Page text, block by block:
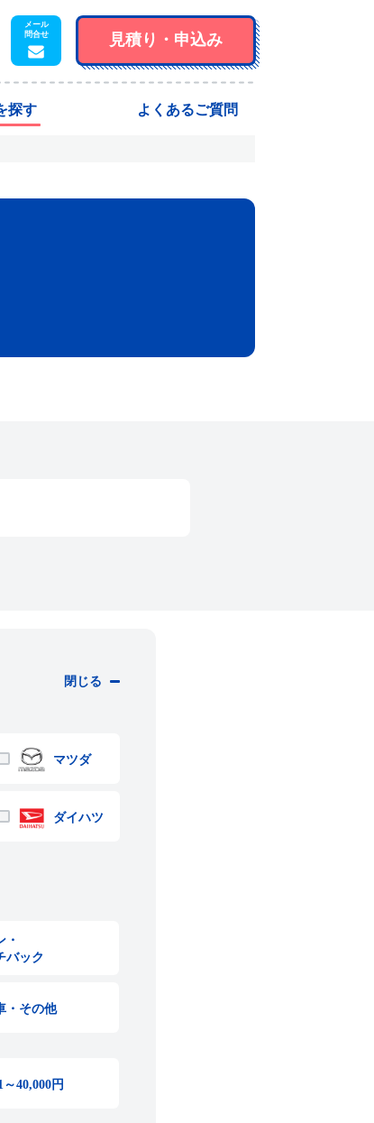
見積り・ 申込み
探す よくあるご質問
閉じる
マツダ
ダイハツ
・
バック
・その他
～40,000円